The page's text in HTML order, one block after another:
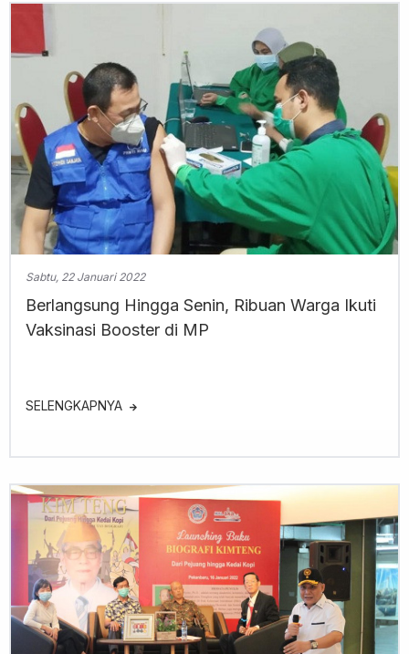
Sabtu, 22 Januari 2022
Berlangsung Hingga Senin, Ribuan Warga Ikuti
Vaksinasi Booster di MP
SELENGKAPNYA